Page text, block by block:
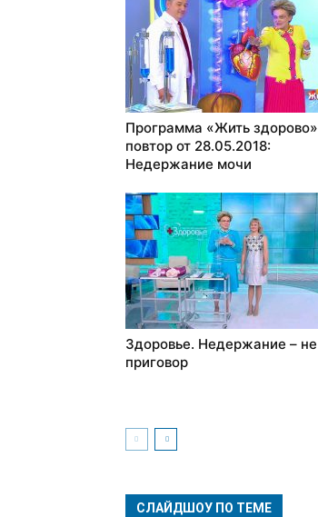
Программа «Жить здорово»
повтор от 28.05.2018:
Недержание мочи
Здоровье. Недержание – не
приговор
СЛАЙДШОУ ПО ТЕМЕ